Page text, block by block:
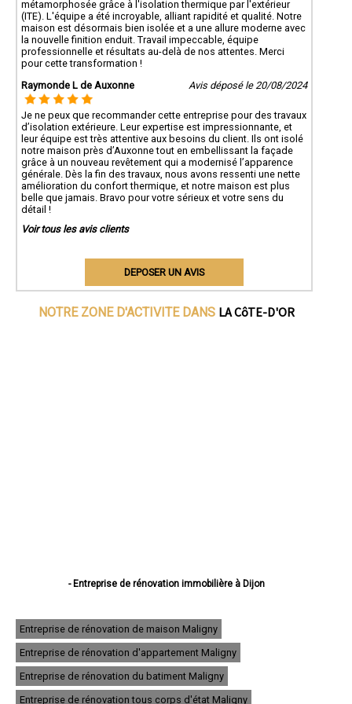
métamorphosée grâce à l'isolation thermique par l'extérieur
(ITE). L'équipe a été incroyable, alliant rapidité et qualité. Notre
maison est désormais bien isolée et a une allure moderne avec
la nouvelle finition enduit. Travail impeccable, équipe
professionnelle et résultats au-delà de nos attentes. Merci
pour cette transformation !
Raymonde L de Auxonne
Avis déposé le 20/08/2024
Je ne peux que recommander cette entreprise pour des travaux
d’isolation extérieure. Leur expertise est impressionnante, et
leur équipe est très attentive aux besoins du client. Ils ont isolé
notre maison près d’Auxonne tout en embellissant la façade
grâce à un nouveau revêtement qui a modernisé l’apparence
générale. Dès la fin des travaux, nous avons ressenti une nette
amélioration du confort thermique, et notre maison est plus
belle que jamais. Bravo pour votre sérieux et votre sens du
détail !
Voir tous les avis clients
DEPOSER UN AVIS
NOTRE ZONE D'ACTIVITE DANS LA CôTE-D'OR
- Entreprise de rénovation immobilière à Dijon
- Entreprise de rénovation immobilière à Talant
- Entreprise de rénovation immobilière à Chevigny-Saint-Sauveur
- Entreprise de rénovation immobilière à Quetigny
- Entreprise de rénovation immobilière à Longvic
- Entreprise de rénovation immobilière à Fontaine-lès-Dijon
- Entreprise de rénovation immobilière à Auxonne
Entreprise de rénovation de maison Maligny
Entreprise de rénovation d'appartement Maligny
Entreprise de rénovation du batiment Maligny
Entreprise de rénovation tous corps d'état Maligny